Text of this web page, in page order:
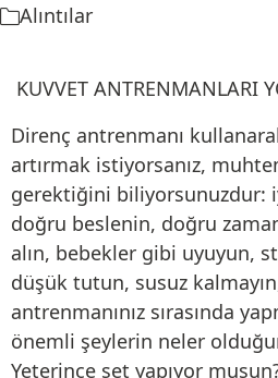
Alıntılar
KUVVET ANTRENMANLARI
Direnç antrenmanı
artırmak istiyorsanız,
gerektiğini biliyorsunuzdur:
doğru beslenin, doğru
alın, bebekler gibi uyuyun,
düşük tutun, susuz
antrenmanınız sırasında
önemli şeylerin neler
Yeterince set yapıyor